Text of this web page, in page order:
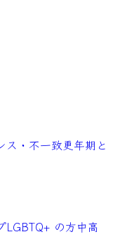
ス・不一致更年期と
LGBTQ+ の方中高